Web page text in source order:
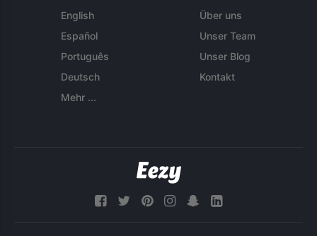
English
Español
Português
Deutsch
Mehr ...
Über uns
Unser Team
Unser Blog
Kontakt